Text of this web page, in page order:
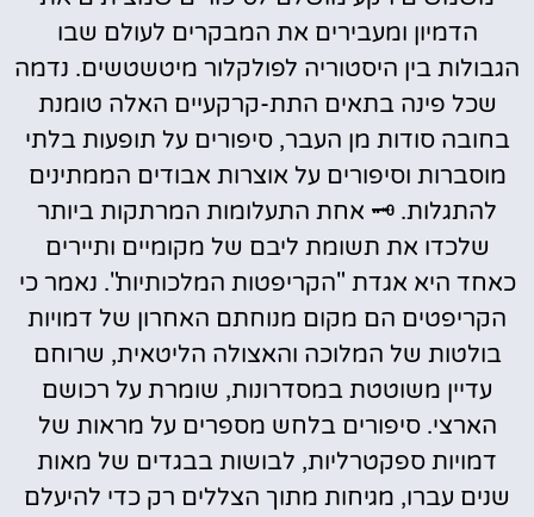
הדמיון ומעבירים את המבקרים לעולם שבו
הגבולות בין היסטוריה לפולקלור מיטשטשים. נדמה
שכל פינה בתאים התת-קרקעיים האלה טומנת
בחובה סודות מן העבר, סיפורים על תופעות בלתי
מוסברות וסיפורים על אוצרות אבודים הממתינים
להתגלות. 🗝️ אחת התעלומות המרתקות ביותר
שלכדו את תשומת ליבם של מקומיים ותיירים
כאחד היא אגדת "הקריפטות המלכותיות". נאמר כי
הקריפטים הם מקום מנוחתם האחרון של דמויות
בולטות של המלוכה והאצולה הליטאית, שרוחם
עדיין משוטטת במסדרונות, שומרת על רכושם
הארצי. סיפורים בלחש מספרים על מראות של
דמויות ספקטרליות, לבושות בבגדים של מאות
שנים עברו, מגיחות מתוך הצללים רק כדי להיעלם